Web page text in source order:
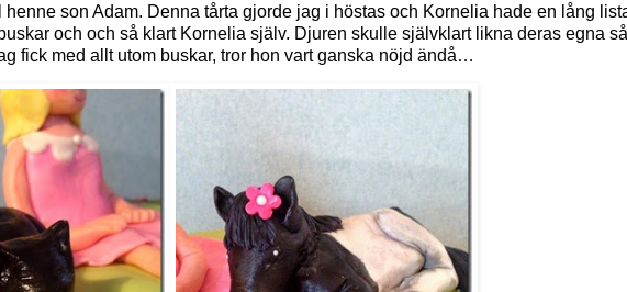
henne son Adam. Denna tårta gjorde jag i höstas och Kornelia hade en lång
och och så klart Kornelia själv. Djuren skulle självklart likna deras egna
fick med allt utom buskar, tror hon vart ganska nöjd ändå…